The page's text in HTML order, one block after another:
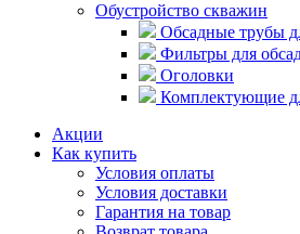
Обустройство скважин
Обсадные трубы
Фильтры для
Оголовки
Комплектующие
Акции
Как купить
Условия оплаты
Условия доставки
Гарантия на товар